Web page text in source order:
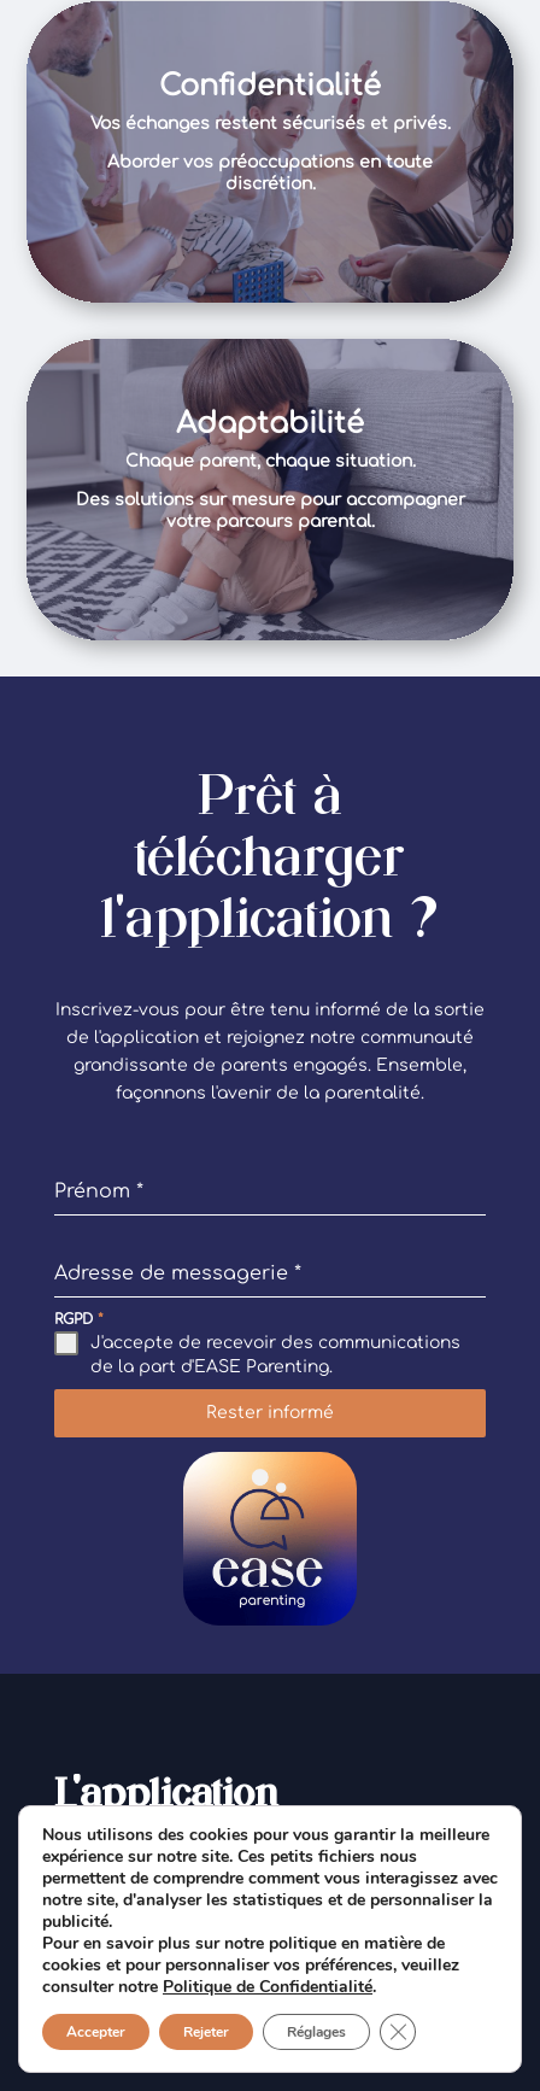
Confidentialité
Vos échanges restent sécurisés et privés.
Aborder vos préoccupations en toute
discrétion.
Adaptabilité
Chaque parent, chaque situation.
Des solutions sur mesure pour accompagner
votre parcours parental.
Prêt à
télécharger
l'application ?
Inscrivez-vous pour être tenu informé de la sortie
de l'application et rejoignez notre communauté
grandissante de parents engagés. Ensemble,
façonnons l'avenir de la parentalité.
Prénom *
Adresse de messagerie *
RGPD *
J'accepte de recevoir des communications
de la part d'EASE Parenting.
Rester informé
L'application
Fonctionnalités
Nos abonnements
FAQ
À propos
Nous utilisons des cookies pour vous garantir la meilleure
expérience sur notre site. Ces petits fichiers nous
permettent de comprendre comment vous interagissez avec
notre site, d'analyser les statistiques et de personnaliser la
publicité.
Pour en savoir plus sur notre politique en matière de
cookies et pour personnaliser vos préférences, veuillez
consulter notre Politique de Confidentialité.
Accepter Rejeter Réglages Fermer la